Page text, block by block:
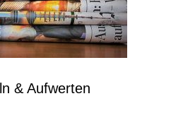
& Aufwerten